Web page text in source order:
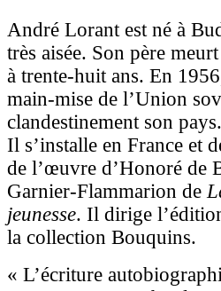
André Lorant est né à
très aisée. Son père
à trente-huit ans. En
main-mise de l’Union
clandestinement son
Il s’installe en France et
de l’œuvre d’Honoré de
Garnier-Flammarion de
jeunesse. Il dirige
la collection Bouquins.
« L’écriture